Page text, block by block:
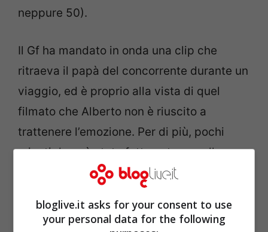
neppure 50).
Il Gf ha mandato in onda una clip che
ritraeva il papà del concorrente durante un
viaggio, ed è proprio alla vista di quel
filmato che Alberto non è riuscito a
trattenere l’emozione. Per di più, pochi
minuti dopo è stata fatta entrare nella casa
la mamma, che ha contribuito a rendere il
momento ancora più tenero.
bloglive.it asks for your consent to use
your personal data for the following